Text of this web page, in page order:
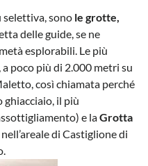
selettiva, sono le grotte,
delle guide, se ne
esplorabili. Le più
a poco più di 2.000 metri su
così chiamata perché
il più
e laGrotta
di Castiglione di